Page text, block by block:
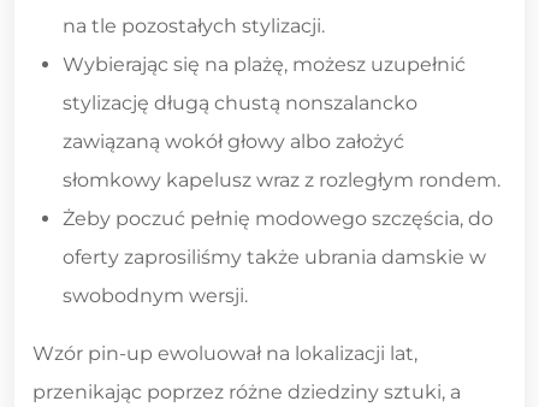
na tle pozostałych stylizacji.
Wybierając się na plażę, możesz uzupełnić
stylizację długą chustą nonszalancko
zawiązaną wokół głowy albo założyć
słomkowy kapelusz wraz z rozległym rondem.
Żeby poczuć pełnię modowego szczęścia, do
oferty zaprosiliśmy także ubrania damskie w
swobodnym wersji.
Wzór pin-up ewoluował na lokalizacji lat,
przenikając poprzez różne dziedziny sztuki, a